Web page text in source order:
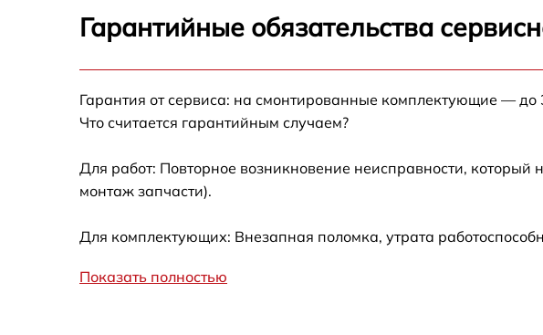
Настройка оборудования
Замена северного моста
Прошивка BIOS
Замена оперативной памяти
Замена материнской платы
Гарантийные обязательства
Гарантия от сервиса: на смонтированные комплектующие — до
Что считается гарантийным случаем?
Для работ: Повторное возникновение неисправности,
монтаж запчасти).
Для комплектующих: Внезапная поломка, утрата
Показать полностью